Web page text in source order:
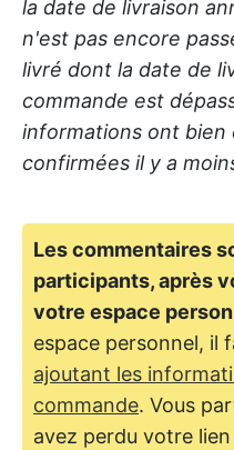
la date de livraison
n'est pas encore
livré dont la date de
commande est
informations ont bien
confirmées il y a
Les commentaires
participants, après
votre espace
espace personnel, il
ajoutant les
commande. Vous
avez perdu votre